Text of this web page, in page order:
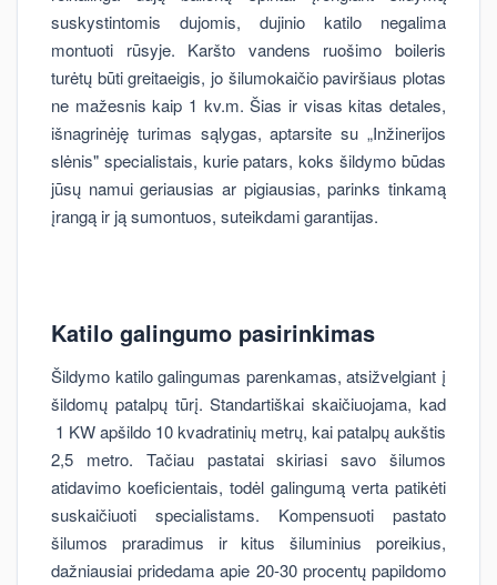
suskystintomis dujomis, dujinio katilo negalima
montuoti rūsyje. Karšto vandens ruošimo boileris
turėtų būti greitaeigis, jo šilumokaičio paviršiaus plotas
ne mažesnis kaip 1 kv.m. Šias ir visas kitas detales,
išnagrinėję turimas sąlygas, aptarsite su „Inžinerijos
slėnis" specialistais, kurie patars, koks šildymo būdas
jūsų namui geriausias ar pigiausias, parinks tinkamą
įrangą ir ją sumontuos, suteikdami garantijas.
Katilo galingumo pasirinkimas
Šildymo katilo galingumas parenkamas, atsižvelgiant į
šildomų patalpų tūrį. Standartiškai skaičiuojama, kad
1 KW apšildo 10 kvadratinių metrų, kai patalpų aukštis
2,5 metro. Tačiau pastatai skiriasi savo šilumos
atidavimo koeficientais, todėl galingumą verta patikėti
suskaičiuoti specialistams. Kompensuoti pastato
šilumos praradimus ir kitus šiluminius poreikius,
dažniausiai pridedama apie 20-30 procentų papildomo